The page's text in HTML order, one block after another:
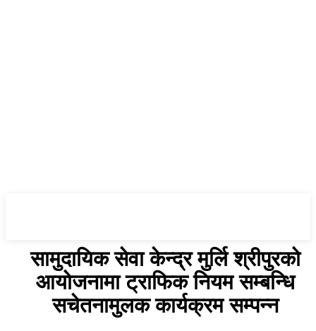
सामुदायिक सेवा केन्द्र मुर्लि श्रीपुरको
आयोजनामा ट्राफिक नियम सम्बन्धि
सचेतनामुलक कार्यक्रम सम्पन्न